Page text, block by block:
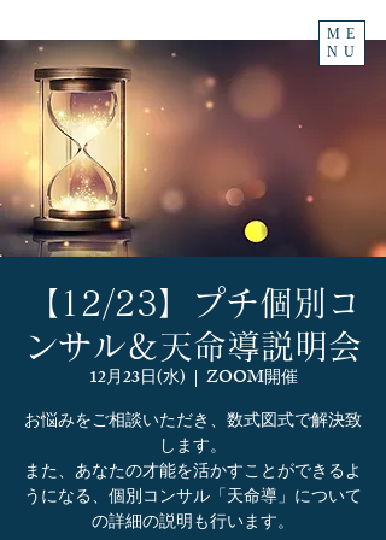
ME
NU
【12/23】プチ個別コ
ンサル＆天命導説明会
12月23日(水)
  |
ZOOM開催
お悩みをご相談いただき、数式図式で解決致
します。
また、あなたの才能を活かすことができるよ
うになる、個別コンサル「天命導」について
の詳細の説明も行います。